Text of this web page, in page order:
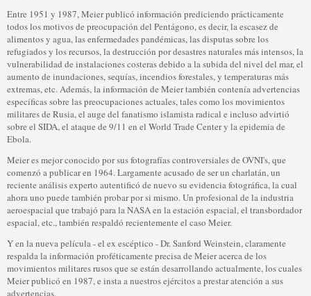
Entre 1951 y 1987, Meier publicó información prediciendo prácticamente
todos los motivos de preocupación del Pentágono, es decir, la escasez de
alimentos y agua, las enfermedades pandémicas, las disputas sobre los
refugiados y los recursos, la destrucción por desastres naturales más intensos, la
vulnerabilidad de instalaciones costeras debido a la subida del nivel del mar, el
aumento de inundaciones, sequías, incendios forestales, y temperaturas más
extremas, etc. Además, la información de Meier también contenía advertencias
específicas sobre las preocupaciones actuales, tales como los movimientos
militares de Rusia, el auge del fanatismo islamista radical e incluso advirtió
sobre el SIDA, el ataque de 9/11 en el World Trade Center y la epidemia de
Ebola.
Meier es mejor conocido por sus fotografías controversiales de OVNI's, que
comenzó a publicar en 1964. Largamente acusado de ser un charlatán, un
reciente análisis experto autentificó de nuevo su evidencia fotográfica, la cual
ahora uno puede también probar por si mismo. Un profesional de la industria
aeroespacial que trabajó para la NASA en la estación espacial, el transbordador
espacial, etc., también respaldó recientemente el caso Meier.
Y en la nueva película - el ex escéptico - Dr. Sanford Weinstein, claramente
respalda la información proféticamente precisa de Meier acerca de los
movimientos militares rusos que se están desarrollando actualmente, los cuales
Meier publicó en 1987, e insta a nuestros ejércitos a prestar atención a sus
advertencias.